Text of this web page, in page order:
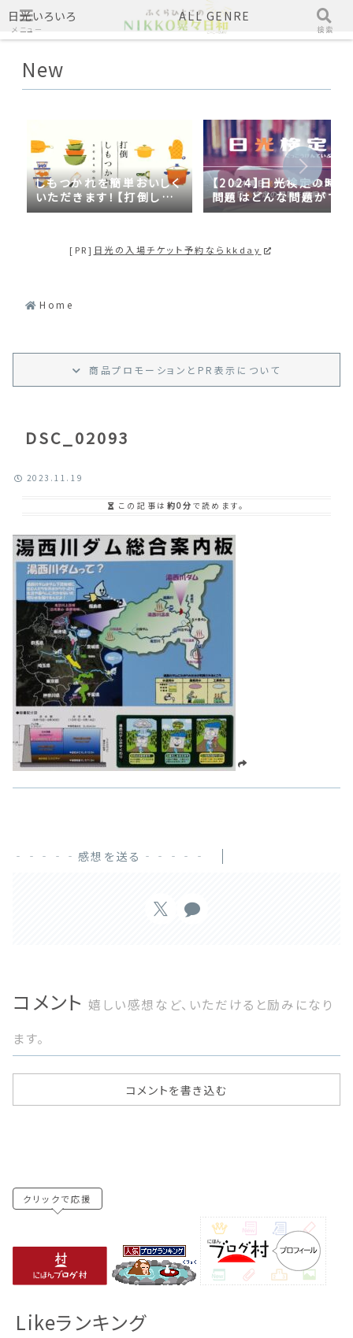
日光いろいろ ALL GENRE
New
しもつかれを簡単おいしく
いただきます！【打倒しも
つかれｓｅａｓｏｎ２】
【2024】日光検定の時事
問題はどんな問題がでる
の？2023年の時事問題
[PR] 日光の入場チケット予約ならkkday
Home
商品プロモーション と PR 表示 について
DSC_02093
2023.11.19
この記事は 約0分 で読めます。
‐‐‐‐‐感想を送る‐‐‐‐‐
コメント 嬉しい感想など、いただけると励みになり
ます。
コメントを書き込む
クリックで応援
Likeランキング
メニュー 検索